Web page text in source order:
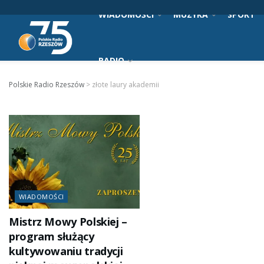
WIADOMOŚCI MUZYKA SPORT
RADIO
Polskie Radio Rzeszów > złote laury akademii
WIADOMOŚCI
Mistrz Mowy Polskiej –
program służący
kultywowaniu tradycji